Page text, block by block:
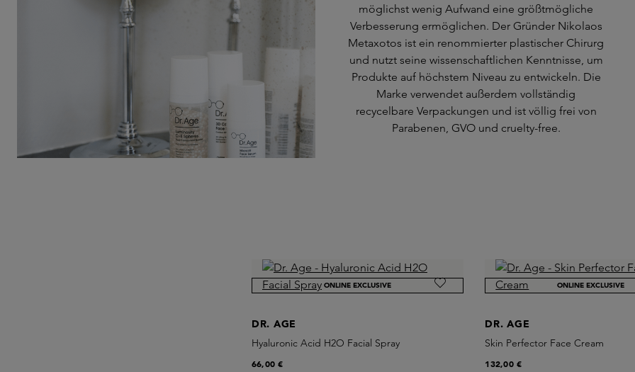
möglichst wenig Aufwand eine größtmögliche
Verbesserung ermöglichen. Der Gründer Nikolaos
Metaxotos ist ein renommierter plastischer Chirurg
und nutzt seine wissenschaftlichen Kenntnisse, um
Produkte auf höchstem Niveau zu entwickeln. Die
Marke verwendet außerdem vollständig
recycelbare Verpackungen und ist völlig frei von
Parabenen, GVO und cruelty-free.
ONLINE EXCLUSIVE
DR. AGE
Hyaluronic Acid H2O Facial Spray
66,00 €
ONLINE EXCLUSIVE
DR. AGE
Skin Perfector Face Cream
132,00 €